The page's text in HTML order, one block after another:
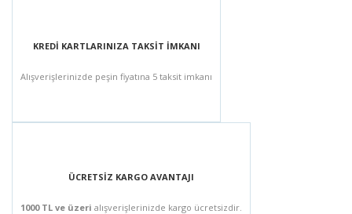
KREDİ KARTLARINIZA TAKSİT İMKANI
Alışverişlerinizde peşin fiyatına 5 taksit imkanı
ÜCRETSİZ KARGO AVANTAJI
1000 TL ve üzeri alışverişlerinizde kargo ücretsizdir.